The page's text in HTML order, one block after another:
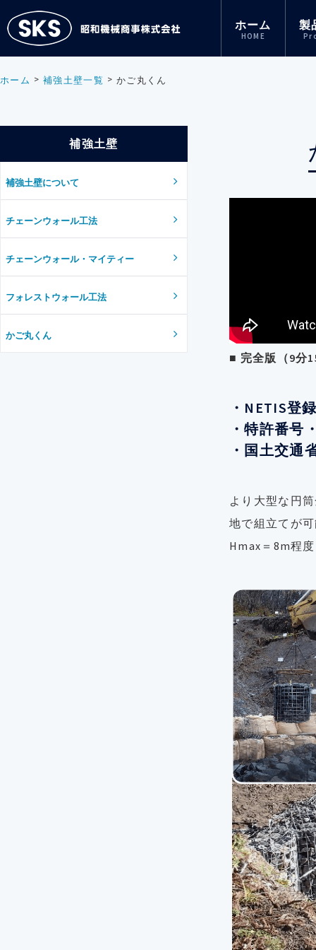
ホーム
HOME
製
ホーム 補強土壁一覧 かご丸くん
補強土壁
補強土壁について
チェーンウォール工法
チェーンウォール・マイティー
フォレストウォール工法
かご丸くん
■ 完全版（9分
・NETIS
・特許番号
・国土交通
より大型な円
地で組立てが
Hmax＝8m程